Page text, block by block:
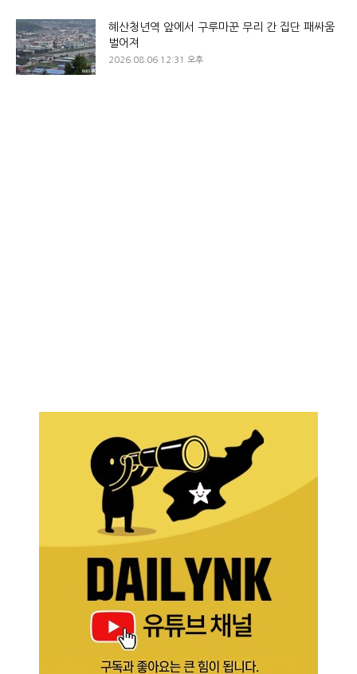
혜산청년역 앞에서 구루마꾼 무리 간 집단 패싸움
벌어져
2026.08.06 12:31 오후